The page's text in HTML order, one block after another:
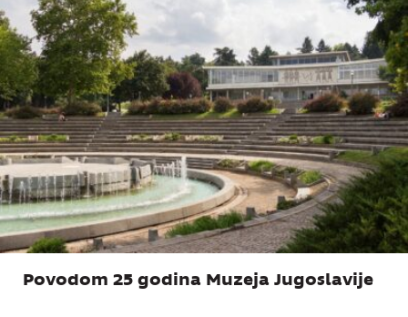
Povodom 25 godina Muzeja Jugoslavije